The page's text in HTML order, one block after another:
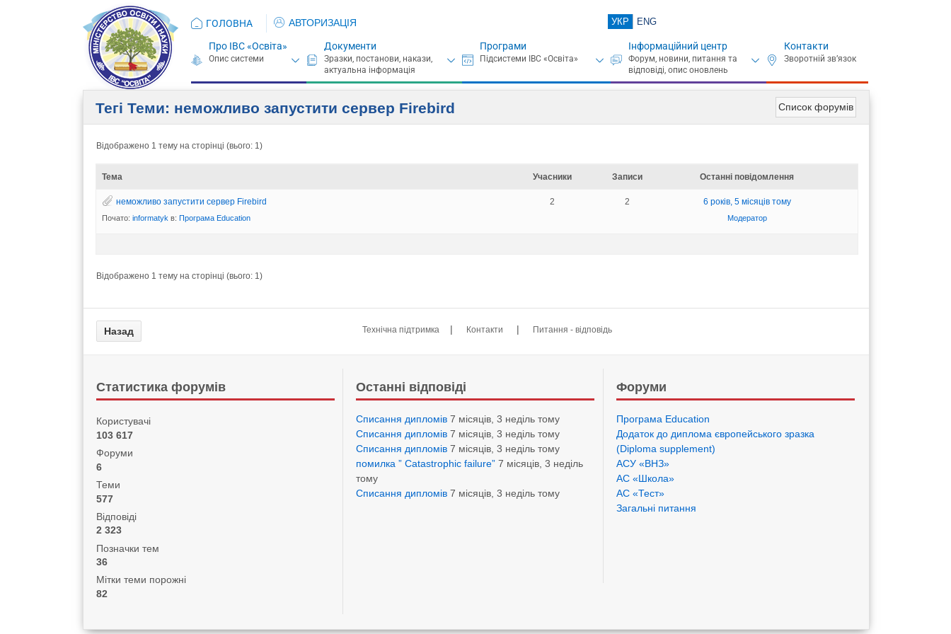
ГОЛОВНА АВТОРИЗАЦІЯ УКР ENG
Про ІВС «Освіта» Документи Програми Інформаційний центр Контакти
Список форумів
Тегі Теми: неможливо запустити сервер Firebird
Відображено 1 тему на сторінці (вього: 1)
Тема Учасники Записи Останні повідомлення
неможливо запустити сервер Firebird
Почато: informatyk в: Програма Eduсation
2 2 6 років, 5 місяців тому
Модератор
Відображено 1 тему на сторінці (вього: 1)
Технічна підтримка | Контакти | Питання - відповідь
Статистика форумів
Користувачі
103 617
Форуми
6
Теми
577
Відповіді
2 323
Позначки тем
36
Мітки теми порожні
82
Останні відповіді
Списання дипломів 7 місяців, 3 неділь тому
Списання дипломів 7 місяців, 3 неділь тому
Списання дипломів 7 місяців, 3 неділь тому
помилка ” Catastrophic failure” 7 місяців, 3 неділь
тому
Списання дипломів 7 місяців, 3 неділь тому
Форуми
Програма Eduсation
Додаток до диплома європейського зразка
(Diploma supplement)
АСУ «ВНЗ»
АС «Школа»
АС «Тест»
Загальні питання